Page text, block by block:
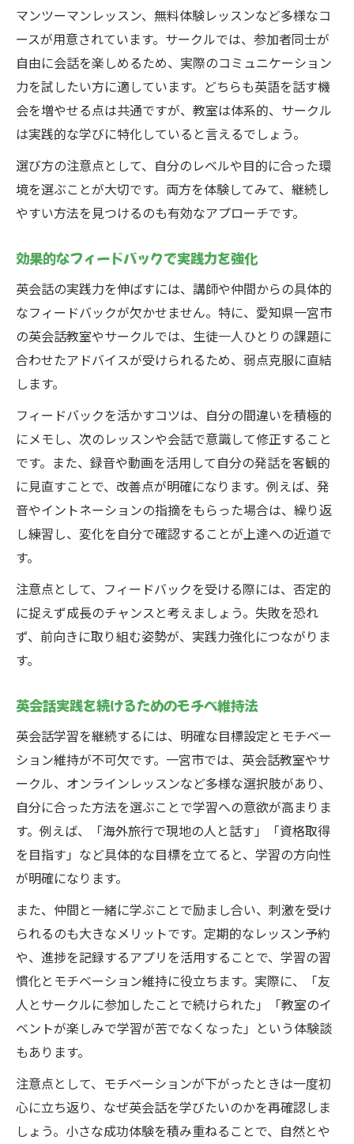
マンツーマンレッスン、無料体験レッスンなど多様なコ
ースが用意されています。サークルでは、参加者同士が
自由に会話を楽しめるため、実際のコミュニケーション
力を試したい方に適しています。どちらも英語を話す機
会を増やせる点は共通ですが、教室は体系的、サークル
は実践的な学びに特化していると言えるでしょう。
選び方の注意点として、自分のレベルや目的に合った環
境を選ぶことが大切です。両方を体験してみて、継続し
やすい方法を見つけるのも有効なアプローチです。
効果的なフィードバックで実践力を強化
英会話の実践力を伸ばすには、講師や仲間からの具体的
なフィードバックが欠かせません。特に、愛知県一宮市
の英会話教室やサークルでは、生徒一人ひとりの課題に
合わせたアドバイスが受けられるため、弱点克服に直結
します。
フィードバックを活かすコツは、自分の間違いを積極的
にメモし、次のレッスンや会話で意識して修正すること
です。また、録音や動画を活用して自分の発話を客観的
に見直すことで、改善点が明確になります。例えば、発
音やイントネーションの指摘をもらった場合は、繰り返
し練習し、変化を自分で確認することが上達への近道で
す。
注意点として、フィードバックを受ける際には、否定的
に捉えず成長のチャンスと考えましょう。失敗を恐れ
ず、前向きに取り組む姿勢が、実践力強化につながりま
す。
英会話実践を続けるためのモチベ維持法
英会話学習を継続するには、明確な目標設定とモチベー
ション維持が不可欠です。一宮市では、英会話教室やサ
ークル、オンラインレッスンなど多様な選択肢があり、
自分に合った方法を選ぶことで学習への意欲が高まりま
す。例えば、「海外旅行で現地の人と話す」「資格取得
を目指す」など具体的な目標を立てると、学習の方向性
が明確になります。
また、仲間と一緒に学ぶことで励まし合い、刺激を受け
られるのも大きなメリットです。定期的なレッスン予約
や、進捗を記録するアプリを活用することで、学習の習
慣化とモチベーション維持に役立ちます。実際に、「友
人とサークルに参加したことで続けられた」「教室のイ
ベントが楽しみで学習が苦でなくなった」という体験談
もあります。
注意点として、モチベーションが下がったときは一度初
心に立ち返り、なぜ英会話を学びたいのかを再確認しま
しょう。小さな成功体験を積み重ねることで、自然とや